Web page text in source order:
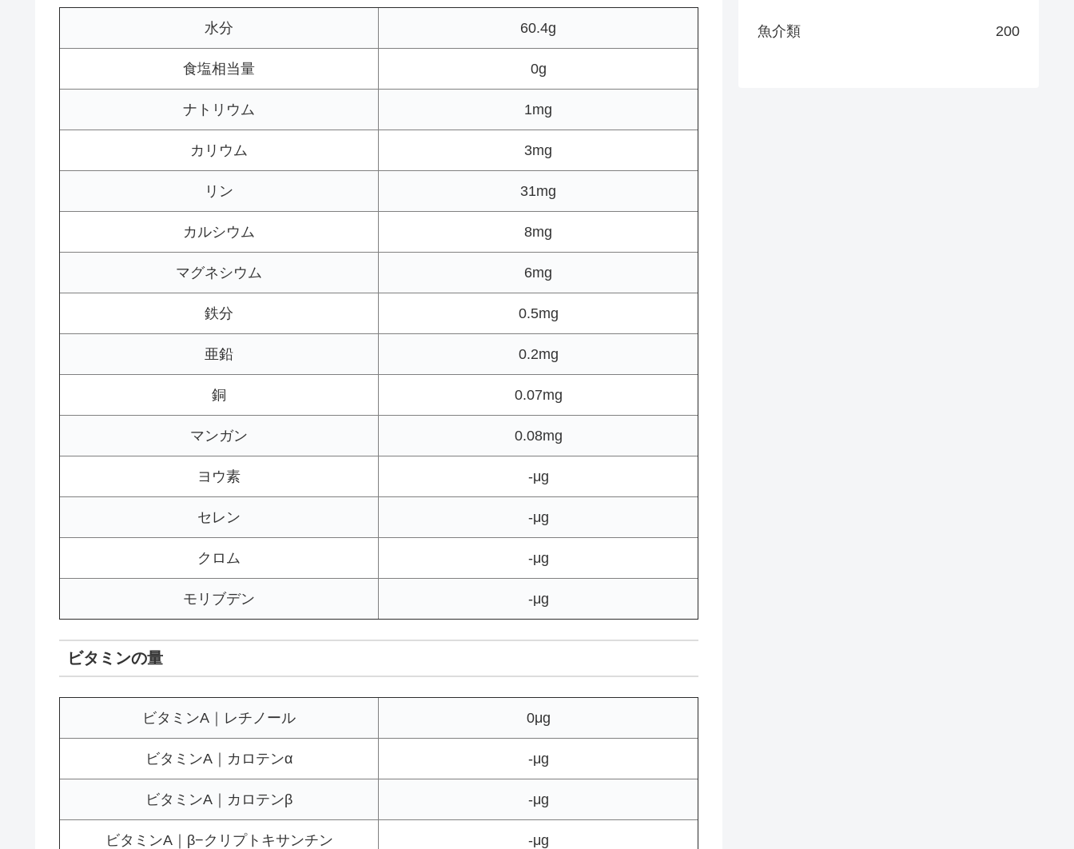
水分 60.4g
食塩相当量 0g
ナトリウム 1mg
カリウム 3mg
リン 31mg
カルシウム 8mg
マグネシウム 6mg
鉄分 0.5mg
亜鉛 0.2mg
銅 0.07mg
マンガン 0.08mg
ヨウ素 -μg
セレン -μg
クロム -μg
モリブデン -μg
ビタミンの量
ビタミンA｜レチノール 0μg
ビタミンA｜カロテンα -μg
ビタミンA｜カロテンβ -μg
ビタミンA｜β−クリプトキサンチン -μg
魚介類 200